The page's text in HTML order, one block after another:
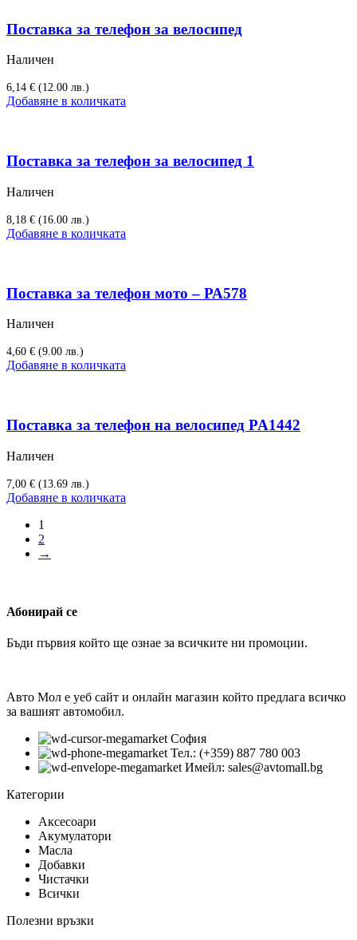
Поставка за телефон за велосипед
Наличен
6,14 € (12.00 лв.)
Добавяне в количката
Поставка за телефон за велосипед 1
Наличен
8,18 € (16.00 лв.)
Добавяне в количката
Поставка за телефон мото – РА578
Наличен
4,60 € (9.00 лв.)
Добавяне в количката
Поставка за телефон на велосипед PA1442
Наличен
7,00 € (13.69 лв.)
Добавяне в количката
1
2
→
Абонирай се
Бъди първия който ще ознае за всичките ни промоции.
Авто Мол е уеб сайт и онлайн магазин който предлага всичко
за вашият автомобил.
София
Тел.: (+359) 887 780 003
Имейл: sales@avtomall.bg
Категории
Аксесоари
Акумулатори
Масла
Добавки
Чистачки
Всички
Полезни връзки